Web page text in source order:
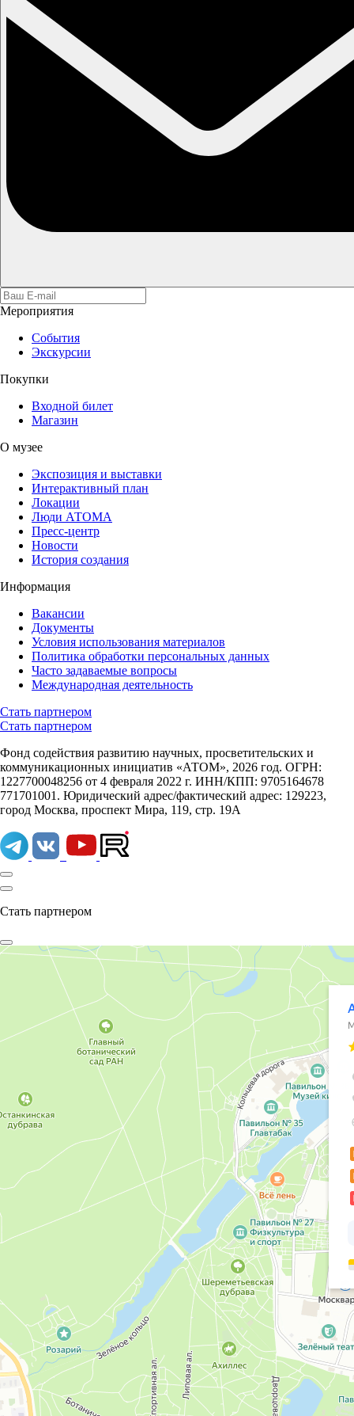
Мероприятия
События
Экскурсии
Покупки
Входной билет
Магазин
О музее
Экспозиция и выставки
Интерактивный план
Локации
Люди АТОМА
Пресс-центр
Новости
История создания
Информация
Вакансии
Документы
Условия использования материалов
Политика обработки персональных данных
Часто задаваемые вопросы
Международная деятельность
Стать партнером
Стать партнером
Фонд содействия развитию научных, просветительских и
коммуникационных инициатив «АТОМ», 2026 год. ОГРН:
1227700048256 от 4 февраля 2022 г. ИНН/КПП: 9705164678
771701001. Юридический адрес/фактический адрес: 129223,
город Москва, проспект Мира, 119, стр. 19А
Стать партнером